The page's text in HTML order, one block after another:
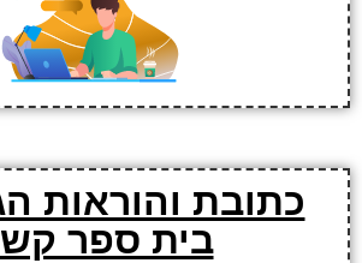
כתובת והוראות
בית ספר